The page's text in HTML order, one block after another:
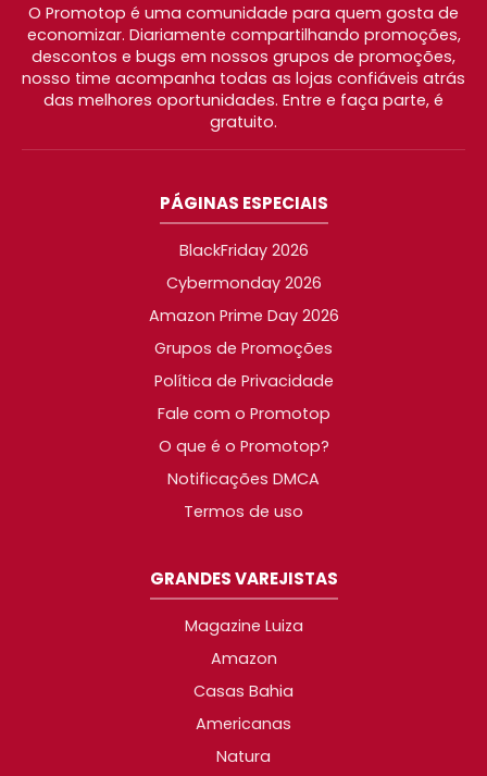
O Promotop é uma comunidade para quem gosta de
economizar. Diariamente compartilhando promoções,
descontos e bugs em nossos grupos de promoções,
nosso time acompanha todas as lojas confiáveis atrás
das melhores oportunidades. Entre e faça parte, é
gratuito.
PÁGINAS ESPECIAIS
BlackFriday 2026
Cybermonday 2026
Amazon Prime Day 2026
Grupos de Promoções
Política de Privacidade
Fale com o Promotop
O que é o Promotop?
Notificações DMCA
Termos de uso
GRANDES VAREJISTAS
Magazine Luiza
Amazon
Casas Bahia
Americanas
Natura